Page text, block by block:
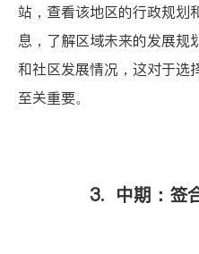
站，查看该地区的行政规划
息，了解区域未来的发展规
和社区发展情况，这对于选
至关重要。
3. 中期：签